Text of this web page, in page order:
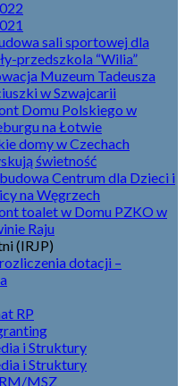
sali sportowej dla
przedszkola “Wilia”
Muzeum Tadeusza
w Szwajcarii
Domu Polskiego w
na Łotwie
domy w Czechach
świetność
Centrum dla Dzieci i
na Węgrzech
toalet w Domu PZKO w
Raju
(IRJP)
dotacji –
RP
i Struktury
i Struktury
MSZ